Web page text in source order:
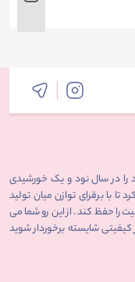
را در سال نود و یک خورشیدی
با برقرای توازن میان تولید
را حفظ کند . از این رو شما می
کیفیتی شایسته برخوردار شوید